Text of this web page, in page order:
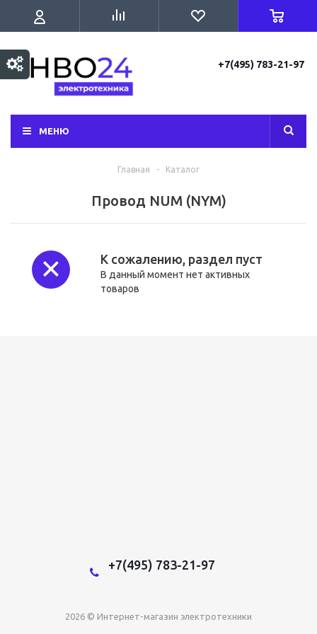
+7(495) 783-21-97
МЕНЮ
Главная - Каталог
Провод NUM (NYM)
К сожалению, раздел пуст
В данный момент нет активных
товаров
+7(495) 783-21-97
2026 © Интернет-магазин электротехники